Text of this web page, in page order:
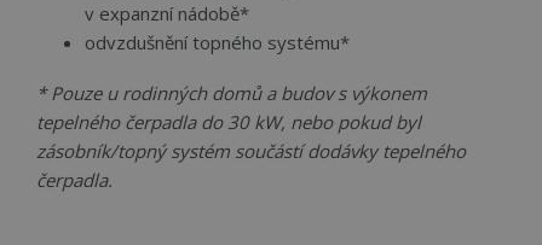
v expanzní nádobě*
odvzdušnění topného systému*
* Pouze u rodinných domů a budov s výkonem
tepelného čerpadla do 30 kW, nebo pokud byl
zásobník/topný systém součástí dodávky tepelného
čerpadla.
Nezařazené soubory
Nezbytně nutné soubory cookie umožňují
přihlášení uživatele a správa účtu. Webové stránky
nelze bez nezbytně nutných souborů cookie
správně používat.
Název
Doména